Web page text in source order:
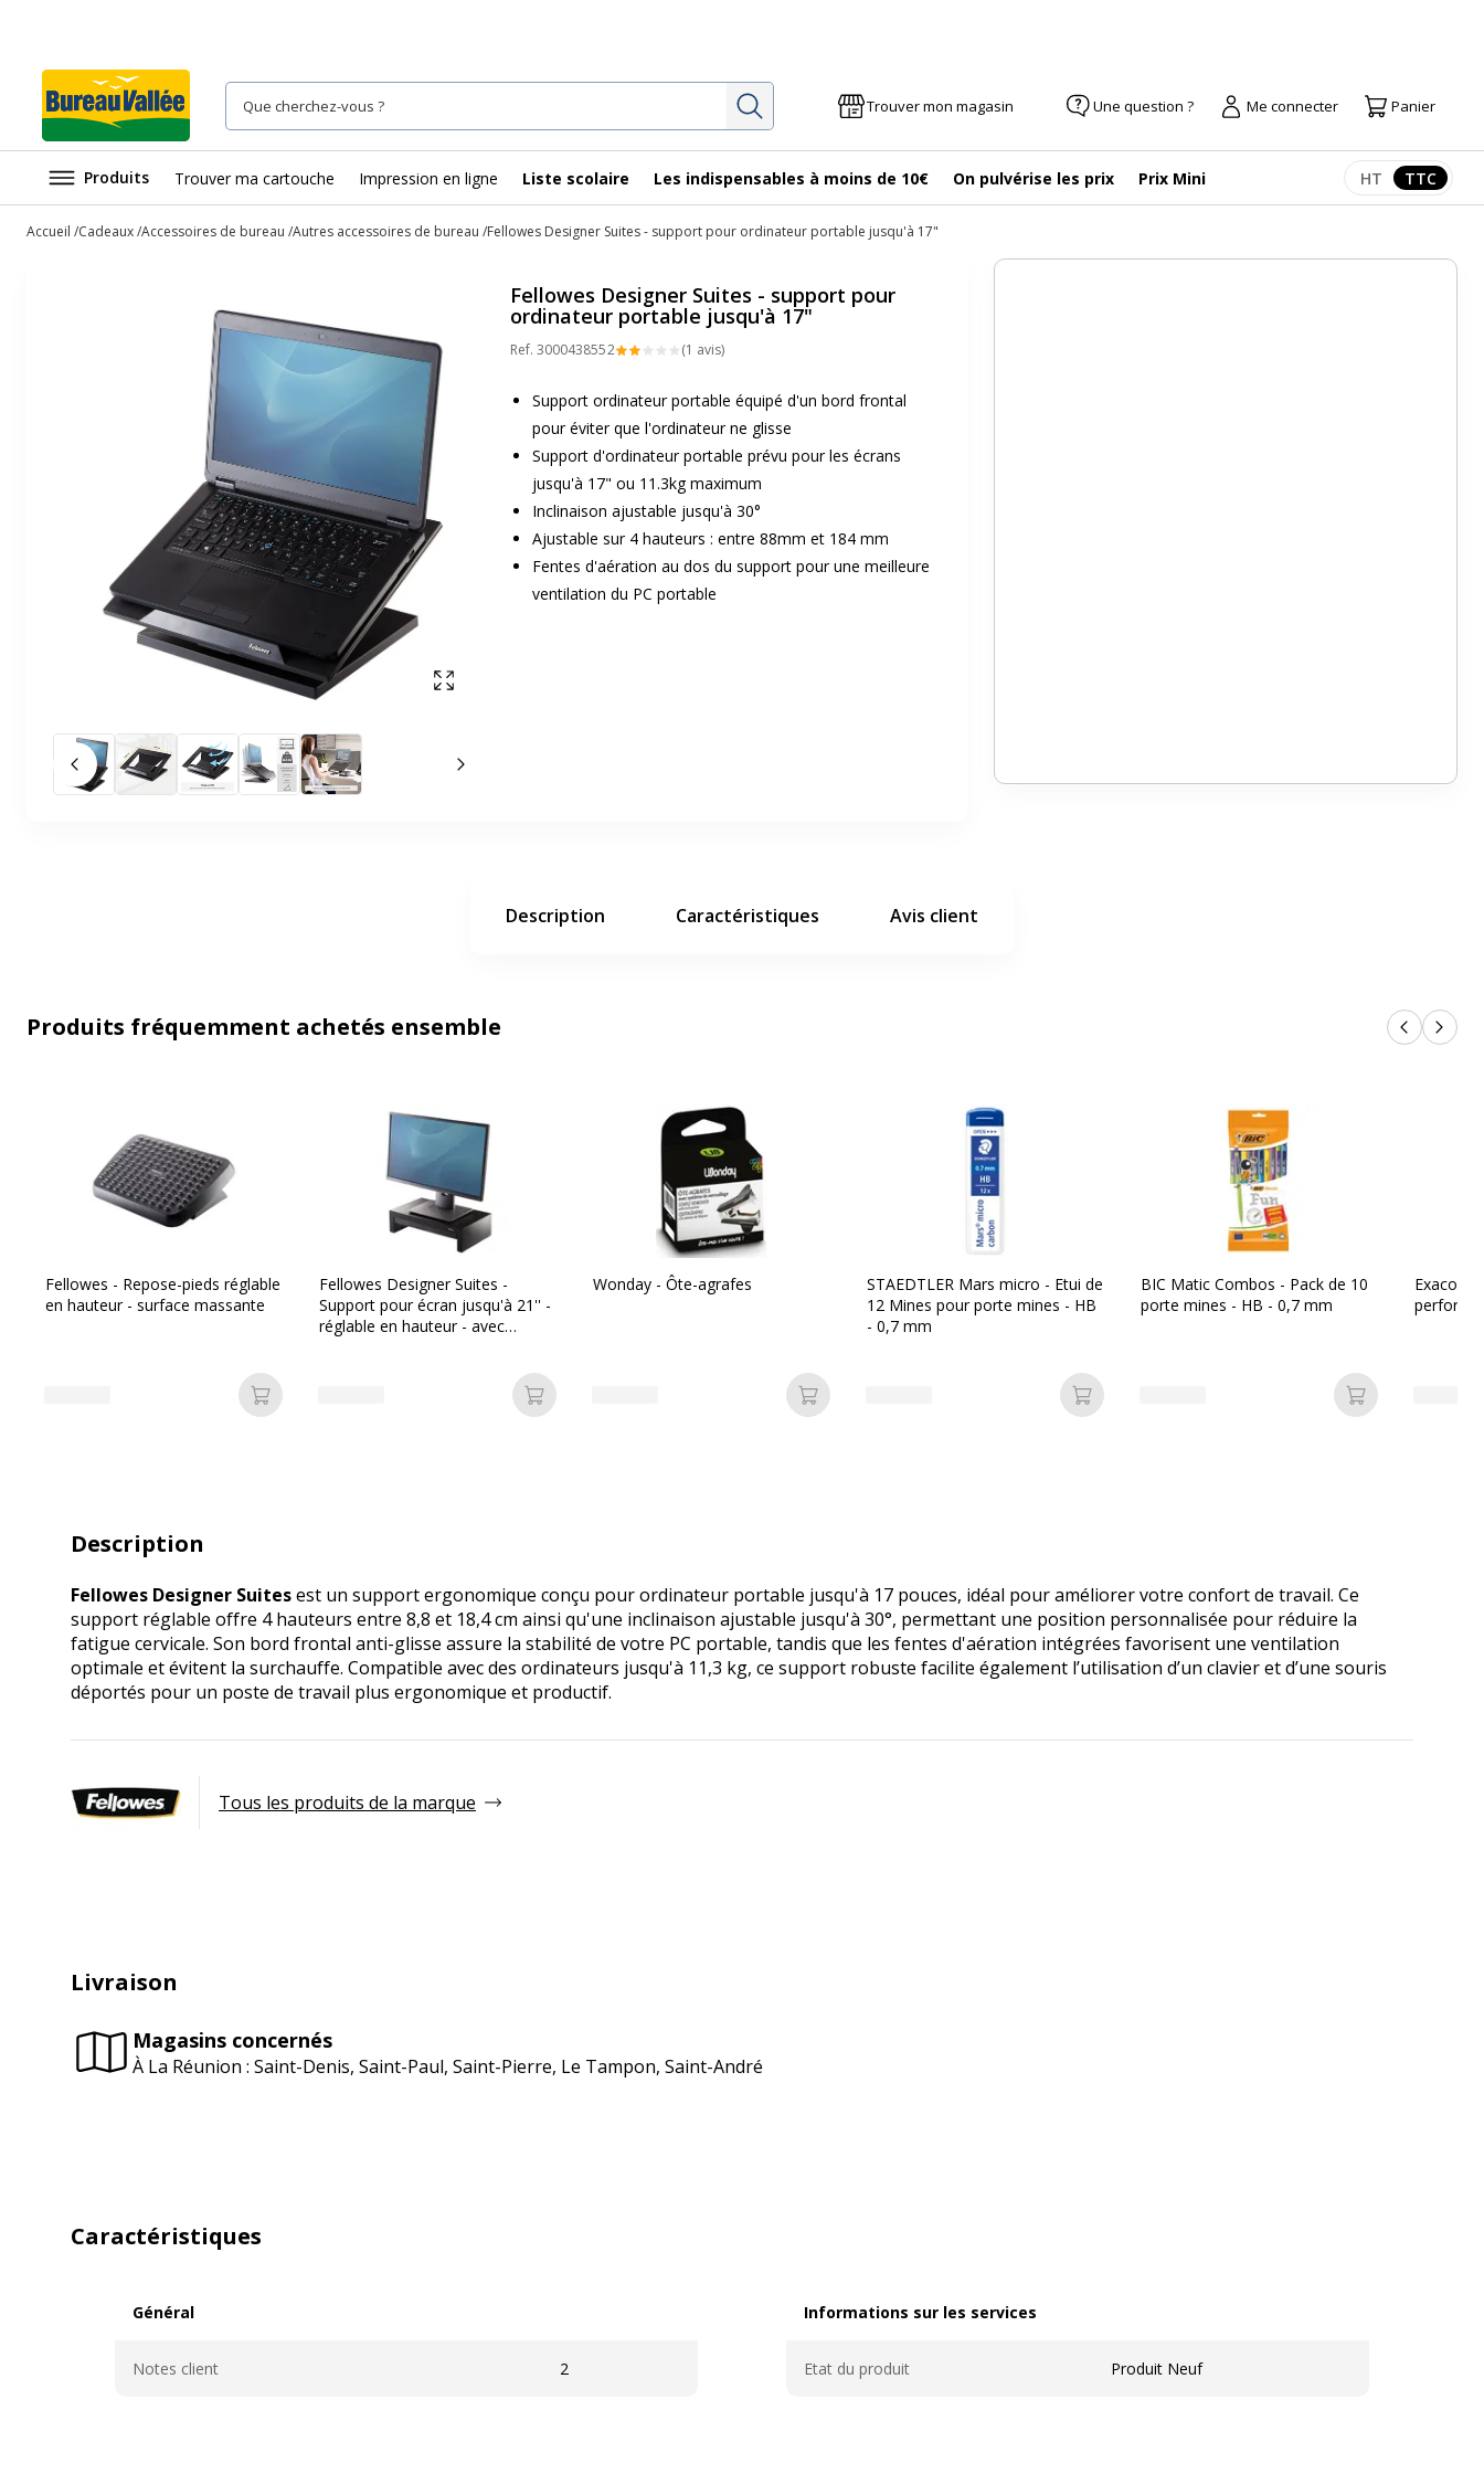
Rechercher Trouver mon magasin Une question ? Me connecter Panier
Produits Trouver ma cartouche Impression en ligne Liste scolaire Les indispensables à moins de 10€ On pulvérise les prix Prix Mini Afficher les
HT TTC
Accueil Cadeaux Accessoires de bureau Autres accessoires de bureau Fellowes Designer Suites - support pour ordinateur portable jusqu'à 17"
Afficher en plein écran
Slide précédent Slide suivant
Fellowes Designer Suites - support pour
ordinateur portable jusqu'à 17"
Ref. 3000438552 (1 avis)
Support ordinateur portable équipé d'un bord frontal
pour éviter que l'ordinateur ne glisse
Support d'ordinateur portable prévu pour les écrans
jusqu'à 17" ou 11.3kg maximum
Inclinaison ajustable jusqu'à 30°
Ajustable sur 4 hauteurs : entre 88mm et 184 mm
Fentes d'aération au dos du support pour une meilleure
ventilation du PC portable
Description Caractéristiques Avis client
Produits fréquemment achetés ensemble Produits
Fellowes - Repose-pieds réglable
en hauteur - surface massante
Ajouter au panier
Fellowes Designer Suites -
Support pour écran jusqu'à 21'' -
réglable en hauteur - avec
Ajouter au panier
Wonday - Ôte-agrafes
Ajouter au panier
STAEDTLER Mars micro - Etui de
12 Mines pour porte mines - HB
- 0,7 mm
Ajouter au panier
BIC Matic Combos - Pack de 10
porte mines - HB - 0,7 mm
Ajouter au
Description
Fellowes Designer Suitesest un support ergonomique conçu pour ordinateur portable jusqu'à 17 pouces, idéal pour améliorer votre confort de travail. Ce
support réglable offre 4 hauteurs entre 8,8 et 18,4 cm ainsi qu'une inclinaison ajustable jusqu'à 30°, permettant une position personnalisée pour réduire la
fatigue cervicale. Son bord frontal anti-glisse assure la stabilité de votre PC portable, tandis que les fentes d'aération intégrées favorisent une ventilation
optimale et évitent la surchauffe. Compatible avec des ordinateurs jusqu'à 11,3 kg, ce support robuste facilite également l’utilisation d’un clavier et d’une souris
déportés pour un poste de travail plus ergonomique et productif.
Tous les produits de la marque
Livraison
Magasins concernés
À La Réunion : Saint-Denis, Saint-Paul, Saint-Pierre, Le Tampon, Saint-André
Caractéristiques
Général
Notes client 2
Informations sur les services
Etat du produit Produit Neuf